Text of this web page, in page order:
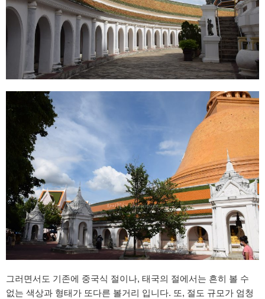
그러면서도 기존에 중국식 절이나, 태국의 절에서는 흔히 볼 수
없는 색상과 형태가 또다른 볼거리 입니다. 또, 절도 규모가 엄청